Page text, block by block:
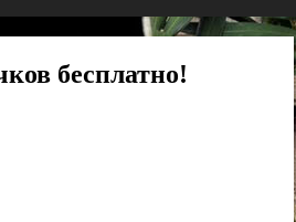
бесплатно!